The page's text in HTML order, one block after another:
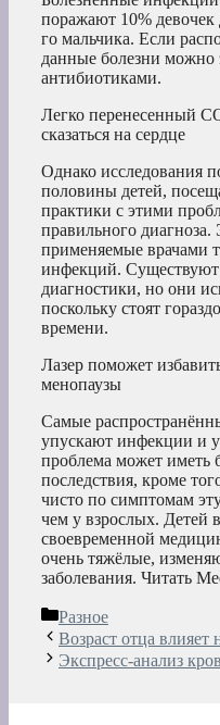
поражают 10% девочек
го мальчика. Если
данные болезни можно
антибиотиками.
Легко перенесенный
сказаться на сердце
Однако исследования
половины детей,
практики с этими
правильного диагноза.
применяемые врачами
инфекций.
диагностики, но они
поскольку стоят
времени.
Лазер поможет
менопаузы
Самые
упускают инфекции и
проблема может иметь
последствия, кроме
чисто по симптомам
чем у взрослых. Детей
своевременной
очень тяжёлые,
заболевания. Читать
Рубрики
Разное
Возраст отца
Экспресс-анализ